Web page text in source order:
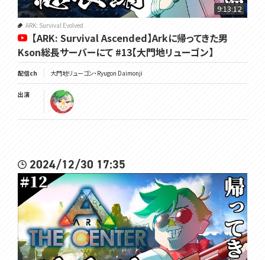
9:13:12
ARK: Survival Evolved
【ARK: Survival Ascended】Arkに帰ってきた男
Kson総長サーバーにて #13【大門地リューゴン】
配信ch 大門地リューゴン・Ryugon Daimonji
出演
2024/12/30 17:35